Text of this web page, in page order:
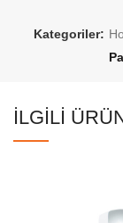
Kategoriler:
İLGILI